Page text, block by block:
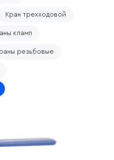
Кран трехходовой
кламп
резьбовые